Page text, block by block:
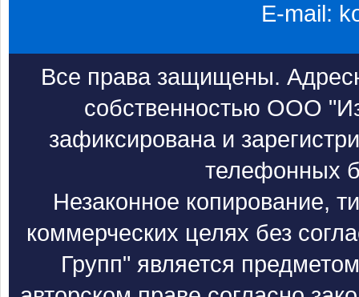
E-mail:
Все права защищены.
собственностью ООО
зафиксирована и
телефонных
Незаконное копирование,
коммерческих целях без
Групп" является